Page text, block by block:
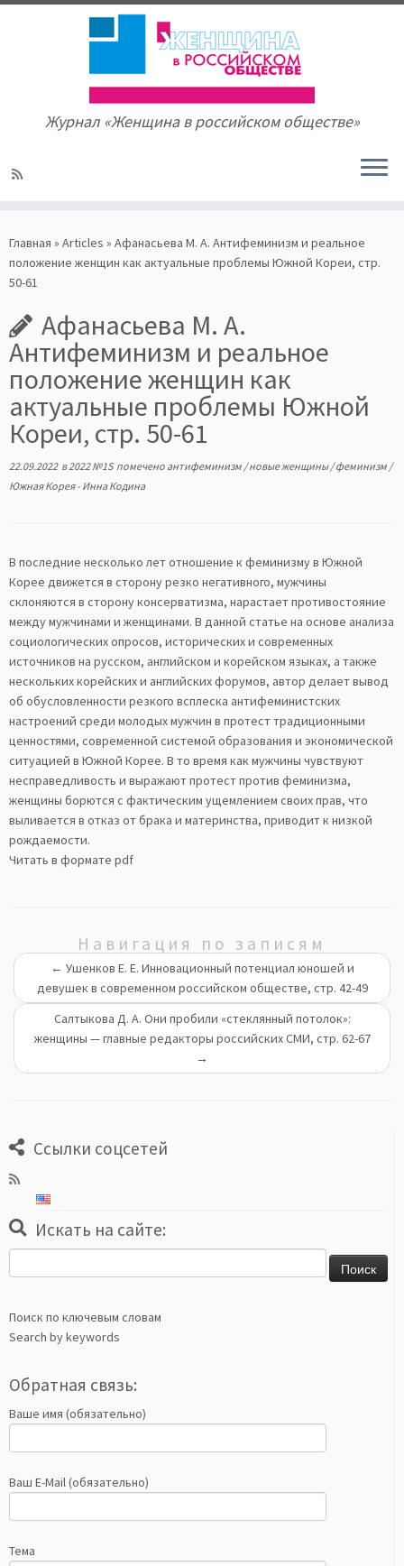
to
content
Журнал «Женщина в российском обществе»
Главная » Articles » Афанасьева М. А. Антифеминизм и реальное
положение женщин как актуальные проблемы Южной Кореи, стр.
50-61
Афанасьева М. А.
Антифеминизм и реальное
положение женщин как
актуальные проблемы Южной
Кореи, стр. 50-61
22.09.2022в2022 №1S помечено антифеминизм /новые женщины/феминизм /
Южная Корея- Инна Кодина
В последние несколько лет отношение к феминизму в Южной
Корее движется в сторону резко негативного, мужчины
склоняются в сторону консерватизма, нарастает противостояние
между мужчинами и женщинами. В данной статье на основе анализа
социологических опросов, исторических и современных
источников на русском, английском и корейском языках, а также
нескольких корейских и английских форумов, автор делает вывод
об обусловленности резкого всплеска антифеминистских
настроений среди молодых мужчин в протест традиционными
ценностями, современной системой образования и экономической
ситуацией в Южной Корее. В то время как мужчины чувствуют
несправедливость и выражают протест против феминизма,
женщины борются с фактическим ущемлением своих прав, что
выливается в отказ от брака и материнства, приводит к низкой
рождаемости.
Читать в формате pdf
Навигация по записям
← Ушенков Е. Е. Инновационный потенциал юношей и
девушек в современном российском обществе, стр. 42-49
Салтыкова Д. А. Они пробили «стеклянный потолок»:
женщины — главные редакторы российских СМИ, стр. 62-67
→
Ссылки соцсетей
Искать на сайте:
Поиск по ключевым словам
Search by keywords
Обратная связь:
Ваше имя (обязательно)
Ваш E-Mail (обязательно)
Тема